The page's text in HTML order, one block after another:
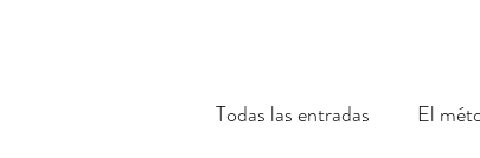
Todas las entradas El